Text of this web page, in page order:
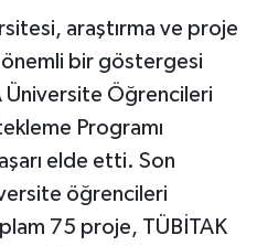
araştırma ve proje
önemli bir göstergesi
Üniversite Öğrencileri
Programı
elde etti. Son
öğrencileri
75 proje, TÜBİTAK